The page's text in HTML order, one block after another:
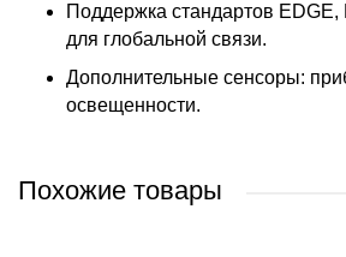
Поддержка стандартов EDGE,
для глобальной связи.
Дополнительные сенсоры:
освещенности.
Похожие товары